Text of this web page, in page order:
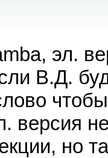
эл.
В.Д.
версия
но